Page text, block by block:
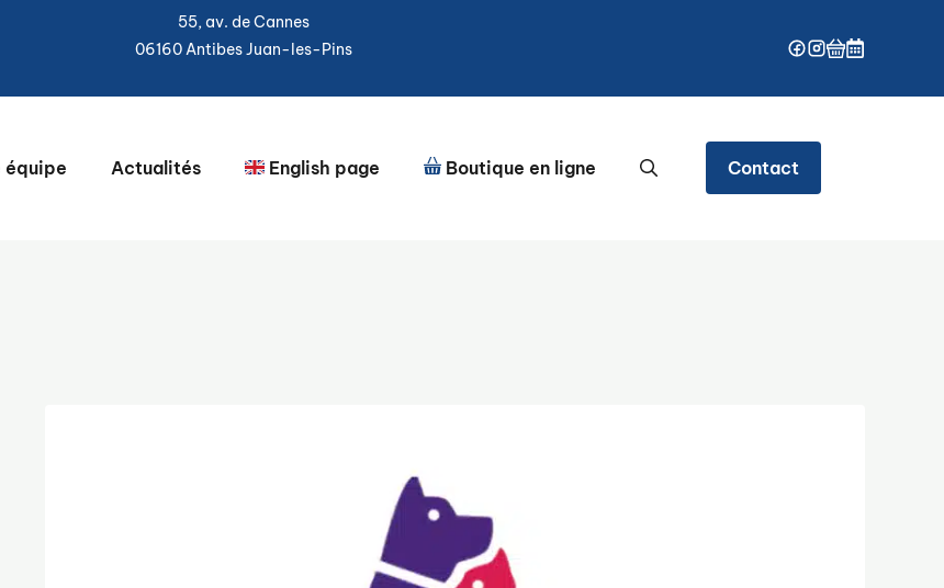
55, av. de Cannes
06160 Antibes Juan-les-Pins
équipe Actualités English page Boutique en ligne Contact